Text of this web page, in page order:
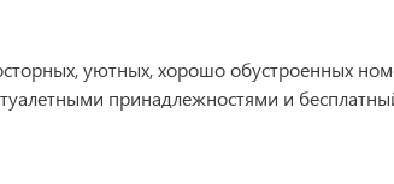
уютных, хорошо обустроенных
принадлежностями и